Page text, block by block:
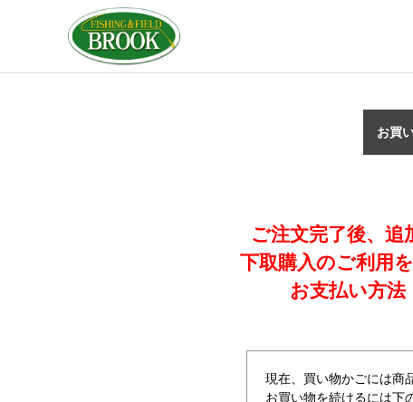
お買
ご注文完了後、追
下取購入のご利用
お支払い方法
現在、買い物かごには商
お買い物を続けるには下